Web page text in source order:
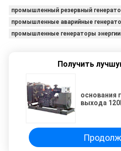
промышленный резервный
промышленные аварийные
промышленные генераторы энергии
Получить
основания
выхода